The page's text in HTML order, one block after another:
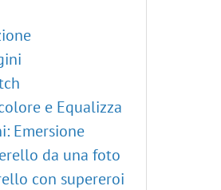
e Equalizza
Emersione
da una foto
con supereroi